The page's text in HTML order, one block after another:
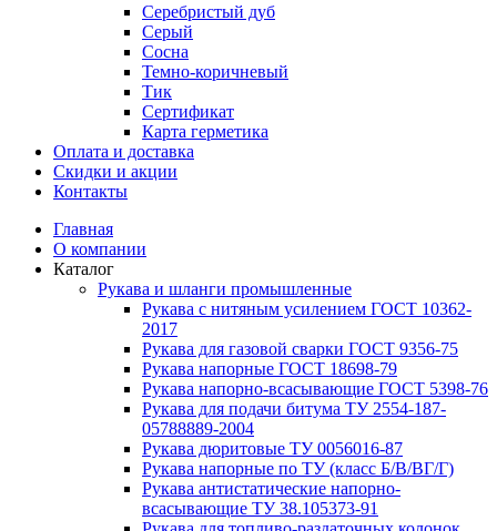
Серебристый дуб
Серый
Сосна
Темно-коричневый
Тик
Сертификат
Карта герметика
Оплата и доставка
Cкидки и акции
Контакты
Главная
О компании
Каталог
Рукава и шланги промышленные
Рукава с нитяным усилением ГОСТ 10362-
2017
Рукава для газовой сварки ГОСТ 9356-75
Рукава напорные ГОСТ 18698-79
Рукава нaпорно-всасывающие ГОСТ 5398-76
Рукава для подачи битума ТУ 2554-187-
05788889-2004
Рукава дюритовые ТУ 0056016-87
Рукава напорные по ТУ (класс Б/В/ВГ/Г)
Рукава антистатические напорно-
всасывающие ТУ 38.105373-91